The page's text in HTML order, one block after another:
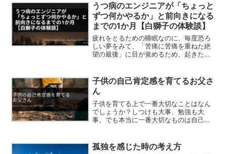
うつ病のエンジニアが「ちょっと
ずつ何かやるか」と前向きになる
までの1か月【白獅子の体験談】
疲れをとるための睡眠なのに、毎度恐ろ
しい夢をみて、「苦痛に苦痛を重ねた絶
望の最後」に目が覚めるため、起きたと
子供の自己肯定感を育てるお父さ
ん
子供を育てる上で一番大切なことはなん
でしょうか？しつけも大事、勉強も大
事。でも本当に一番大切なものは自己評
孤独を感じた時の考え方